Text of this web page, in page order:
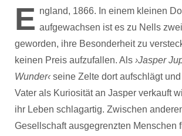
E ngland, 1866. In einem kleinen
aufgewachsen ist es zu Nells
geworden, ihre Besonderheit zu
keinen Preis aufzufallen. Als ›Jasper
Wunder‹ seine Zelte dort aufschlägt
Vater als Kuriosität an Jasper verkauft
ihr Leben schlagartig. Zwischen
Gesellschaft ausgegrenzten Menschen